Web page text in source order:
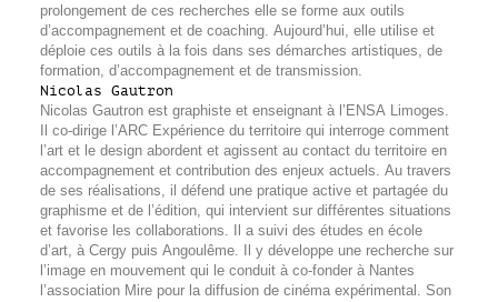
prolongement de ces recherches elle se forme aux outils
d’accompagnement et de coaching. Aujourd’hui, elle utilise et
déploie ces outils à la fois dans ses démarches artistiques, de
formation, d’accompagnement et de transmission.
Nicolas Gautron
Nicolas Gautron est graphiste et enseignant à l’ENSA Limoges.
Il co-dirige l’ARC Expérience du territoire qui interroge comment
l’art et le design abordent et agissent au contact du territoire en
accompagnement et contribution des enjeux actuels. Au travers
de ses réalisations, il défend une pratique active et partagée du
graphisme et de l’édition, qui intervient sur différentes situations
et favorise les collaborations. Il a suivi des études en école
d’art, à Cergy puis Angoulême. Il y développe une recherche sur
l’image en mouvement qui le conduit à co-fonder à Nantes
l’association Mire pour la diffusion de cinéma expérimental. Son